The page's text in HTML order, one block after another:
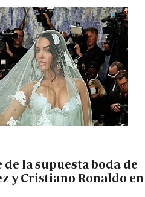
de la supuesta boda de
y Cristiano Ronaldo en